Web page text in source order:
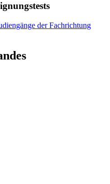
der Fachrichtung